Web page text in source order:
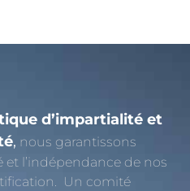
d’impartialité et
, nous garantissons
et l’indépendance de nos
Un comité